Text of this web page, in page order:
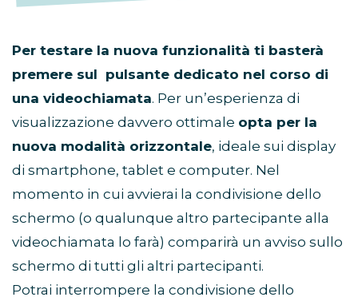
Per testare la nuova funzionalità ti basterà
premere sul pulsante dedicato nel corso di
una videochiamata. Per un’esperienza di
visualizzazione davvero ottimale opta per la
nuova modalità orizzontale, ideale sui display
di smartphone, tablet e computer. Nel
momento in cui avvierai la condivisione dello
schermo (o qualunque altro partecipante alla
videochiamata lo farà) comparirà un avviso sullo
schermo di tutti gli altri partecipanti.
Potrai interrompere la condivisione dello